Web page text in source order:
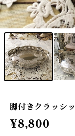
脚付きクラッシ
¥8,800